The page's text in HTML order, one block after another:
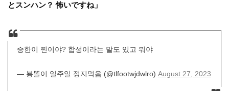
とスンハン？ 怖いですね」
승한이 찐이야? 합성이라는 말도 있고 뭐야
— 뵹똘이 일주일 정지먹음 (@tlfootwjdwlro) August 27, 2023